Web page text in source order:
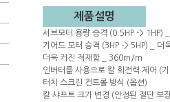
제품설명
서브모터 용량 승격 (0.5HP -> 1HP)
기어드 모터 승격 (3HP -> 5HP) _ 더
더욱 커진 적재함 _ 360m/m
인버터를 사용으로 칼 회전력 제어 (
터치 스크린 컨트롤 방식 (옵션)
칼 샤프트 크기 변경 (안정된 절단 보